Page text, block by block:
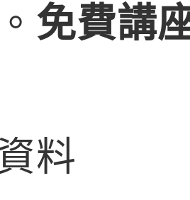
免費講
料